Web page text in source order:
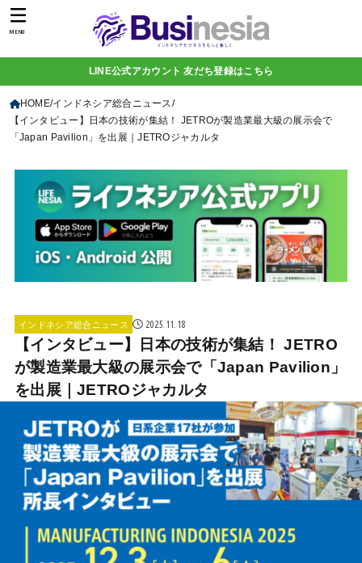
MENU
LINE公式アカウント 友だち登録はこちら
HOME インドネシア総合ニュース
【インタビュー】日本の技術が集結！ JETROが製造業最大級の展示会で
「Japan Pavilion」を出展｜JETROジャカルタ
インドネシア総合ニュース 2025.11.18
【インタビュー】日本の技術が集結！ JETRO
が製造業最大級の展示会で「Japan Pavilion」
を出展｜JETROジャカルタ